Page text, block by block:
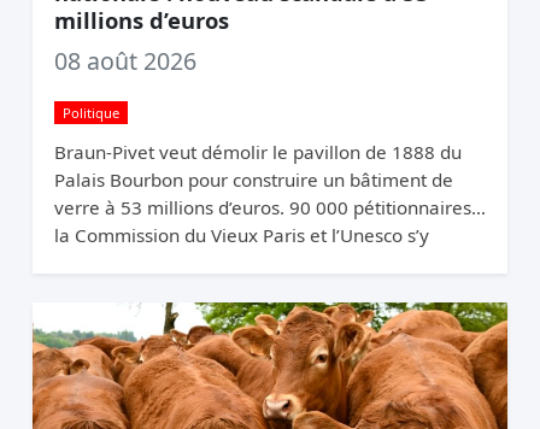
millions d’euros
08 août 2026
Politique
Braun-Pivet veut démolir le pavillon de 1888 du
Palais Bourbon pour construire un bâtiment de
verre à 53 millions d’euros. 90 000 pétitionnaires,
la Commission du Vieux Paris et l’Unesco s’y